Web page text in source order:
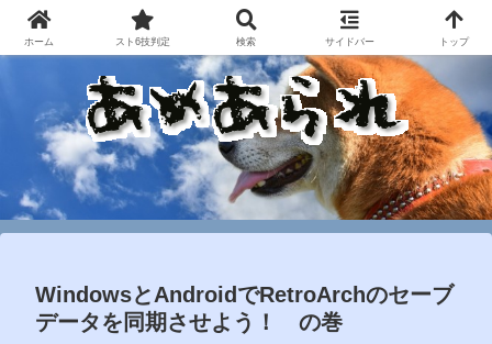
WindowsとAndroidでRetroArchのセーブ
データを同期させよう！ の巻
ホーム スト6技判定 検索 サイドバー トップ